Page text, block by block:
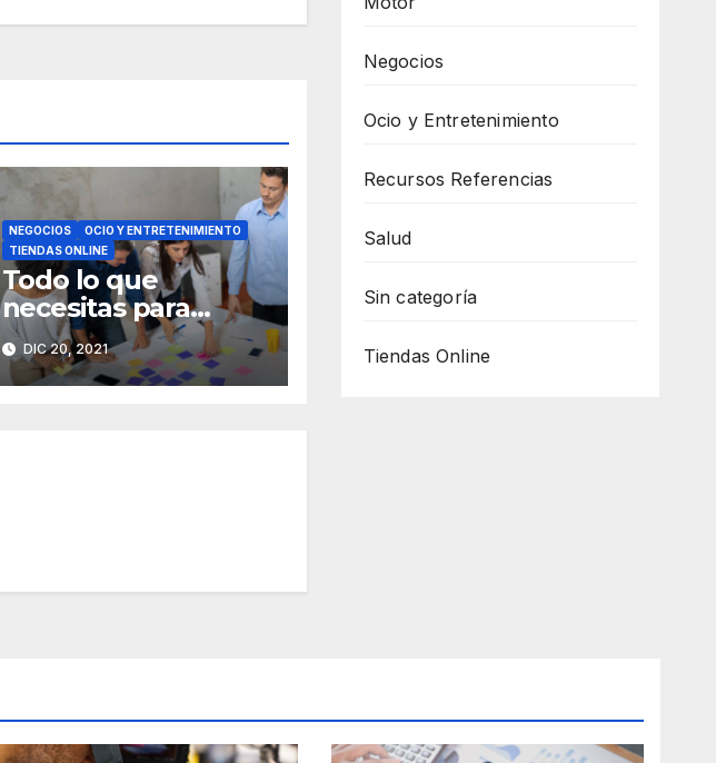
NEGOCIOS
OCIO Y ENTRETENIMIENTO
TIENDAS ONLINE
Todo lo que
necesitas para
organizar un evento
exitoso
DIC 20, 2021
Negocios
Ocio y Entretenimiento
Recursos Referencias
Salud
Sin categoría
Tiendas Online